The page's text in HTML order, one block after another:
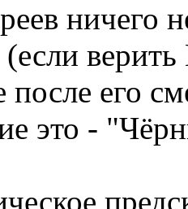
ничего
(если
его
это -